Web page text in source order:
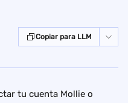
Copiar para LLM
tu cuenta Mollie o